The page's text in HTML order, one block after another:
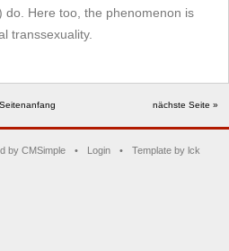
do. Here too, the phenomenon is
transsexuality.
Seitenanfang nächste Seite »
by CMSimple • Login • Template by lck